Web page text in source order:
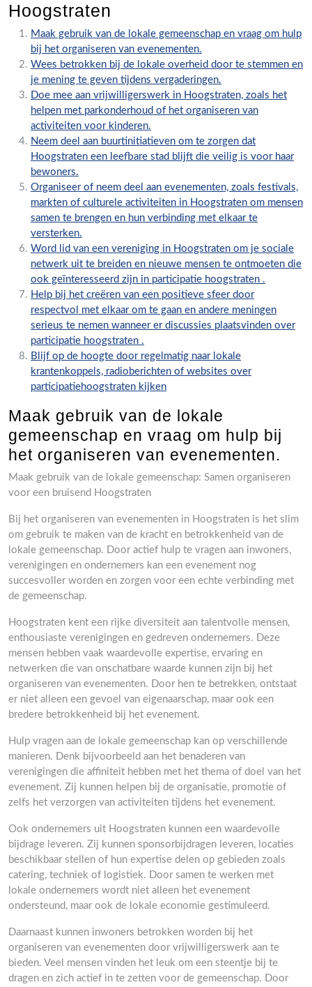
Hoogstraten
Maak gebruik van de lokale gemeenschap en vraag om hulp
bij het organiseren van evenementen.
Wees betrokken bij de lokale overheid door te stemmen en
je mening te geven tijdens vergaderingen.
Doe mee aan vrijwilligerswerk in Hoogstraten, zoals het
helpen met parkonderhoud of het organiseren van
activiteiten voor kinderen.
Neem deel aan buurtinitiatieven om te zorgen dat
Hoogstraten een leefbare stad blijft die veilig is voor haar
bewoners.
Organiseer of neem deel aan evenementen, zoals festivals,
markten of culturele activiteiten in Hoogstraten om mensen
samen te brengen en hun verbinding met elkaar te
versterken.
Word lid van een vereniging in Hoogstraten om je sociale
netwerk uit te breiden en nieuwe mensen te ontmoeten die
ook geïnteresseerd zijn in participatie hoogstraten .
Help bij het creëren van een positieve sfeer door
respectvol met elkaar om te gaan en andere meningen
serieus te nemen wanneer er discussies plaatsvinden over
participatie hoogstraten .
Blijf op de hoogte door regelmatig naar lokale
krantenkoppels, radioberichten of websites over
participatiehoogstraten kijken
Maak gebruik van de lokale
gemeenschap en vraag om hulp bij
het organiseren van evenementen.
Maak gebruik van de lokale gemeenschap: Samen organiseren
voor een bruisend Hoogstraten
Bij het organiseren van evenementen in Hoogstraten is het slim
om gebruik te maken van de kracht en betrokkenheid van de
lokale gemeenschap. Door actief hulp te vragen aan inwoners,
verenigingen en ondernemers kan een evenement nog
succesvoller worden en zorgen voor een echte verbinding met
de gemeenschap.
Hoogstraten kent een rijke diversiteit aan talentvolle mensen,
enthousiaste verenigingen en gedreven ondernemers. Deze
mensen hebben vaak waardevolle expertise, ervaring en
netwerken die van onschatbare waarde kunnen zijn bij het
organiseren van evenementen. Door hen te betrekken, ontstaat
er niet alleen een gevoel van eigenaarschap, maar ook een
bredere betrokkenheid bij het evenement.
Hulp vragen aan de lokale gemeenschap kan op verschillende
manieren. Denk bijvoorbeeld aan het benaderen van
verenigingen die affiniteit hebben met het thema of doel van het
evenement. Zij kunnen helpen bij de organisatie, promotie of
zelfs het verzorgen van activiteiten tijdens het evenement.
Ook ondernemers uit Hoogstraten kunnen een waardevolle
bijdrage leveren. Zij kunnen sponsorbijdragen leveren, locaties
beschikbaar stellen of hun expertise delen op gebieden zoals
catering, techniek of logistiek. Door samen te werken met
lokale ondernemers wordt niet alleen het evenement
ondersteund, maar ook de lokale economie gestimuleerd.
Daarnaast kunnen inwoners betrokken worden bij het
organiseren van evenementen door vrijwilligerswerk aan te
bieden. Veel mensen vinden het leuk om een steentje bij te
dragen en zich actief in te zetten voor de gemeenschap. Door